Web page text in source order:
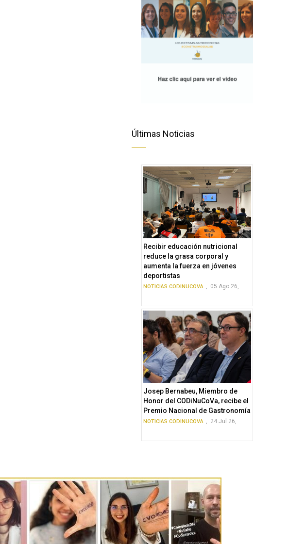
Últimas Noticias
Recibir educación nutricional
reduce la grasa corporal y
aumenta la fuerza en jóvenes
deportistas
NOTICIAS CODINUCOVA , 05 Ago 26,
Josep Bernabeu, Miembro de
Honor del CODiNuCoVa, recibe el
Premio Nacional de Gastronomía
NOTICIAS CODINUCOVA , 24 Jul 26,